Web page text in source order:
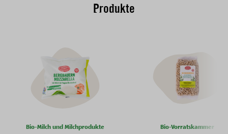
Produkte
Bio-Milch und Milchprodukte Bio-Vorratskammer